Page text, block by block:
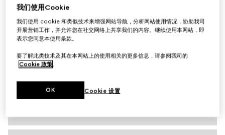
几何造型镜框太阳眼镜
€ 320
相关款式蓝色
我们使用Cookie
我们使用 cookie 和类似技术来增强网站导航，分析网站使用情况，协助我司
开展营销工作，并允许您在社交网络上共享我们的内容。继续使用本网站，即
表示您同意本使用条款。
要了解此类技术及其在本网站上的使用相关的更多信息，请参阅我司的
Cookie 政策。
Cookie 设置
OK